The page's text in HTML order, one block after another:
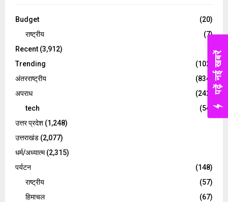
Budget
(20)
राष्ट्रीय
(7)
Recent (3,912)
Trending
(102)
अंतरराष्ट्रीय
(834)
अपराध
(242)
tech
(54)
उत्तर प्रदेश(1,248)
उत्तराखंड (2,077)
धर्म/अध्यात्म(2,315)
पर्यटन
(148)
राष्ट्रीय
(57)
हिमाचल
(67)
पढ़ें नई खबरें